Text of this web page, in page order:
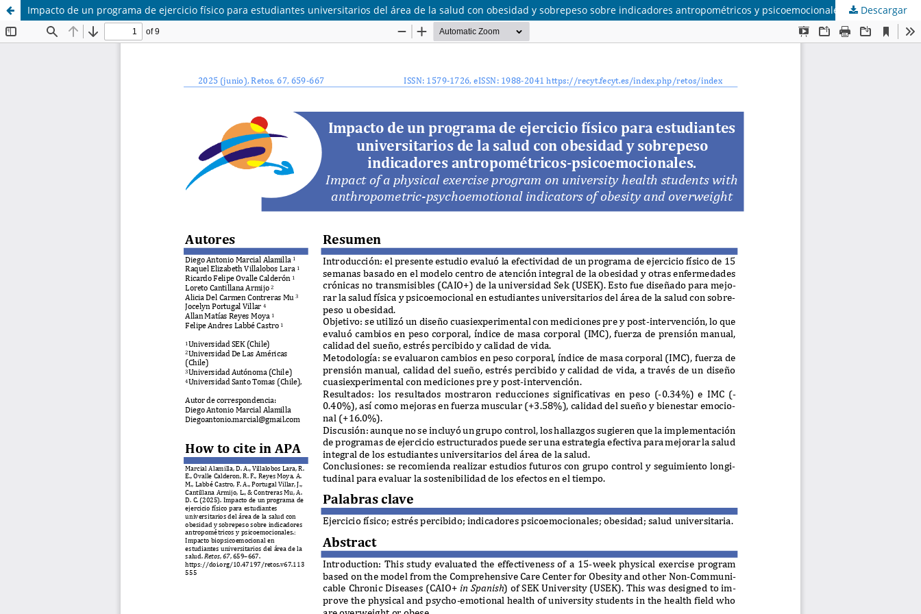
Impacto de un programa de ejercicio físico para estudiantes universitarios del área de la salud con obesidad y sobrepeso sobre indicadores antropométricos y psicoemocionales. Descargar